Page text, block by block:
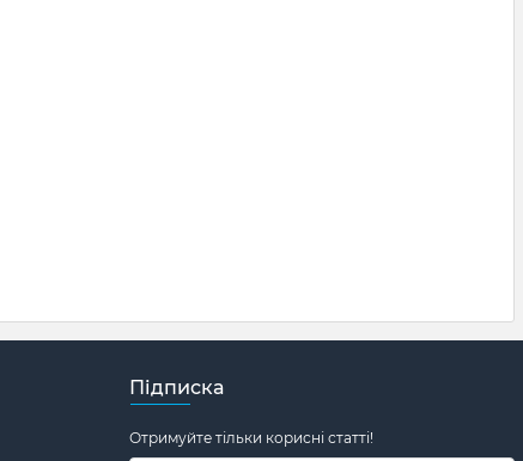
Підписка
Отримуйте тільки корисні статті!